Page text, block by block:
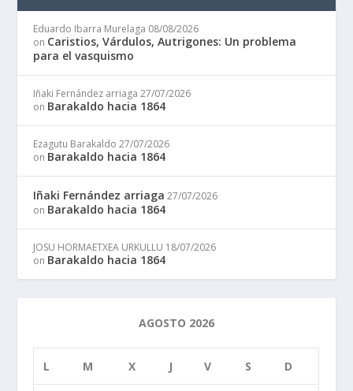
Eduardo Ibarra Murelaga 08/08/2026
on Caristios, Várdulos, Autrigones: Un problema
para el vasquismo
Iñaki Fernández arriaga 27/07/2026
on Barakaldo hacia 1864
Ezagutu Barakaldo 27/07/2026
on Barakaldo hacia 1864
Iñaki Fernández arriaga 27/07/2026
on Barakaldo hacia 1864
JOSU HORMAETXEA URKULLU 18/07/2026
on Barakaldo hacia 1864
AGOSTO 2026
L M X J V S D